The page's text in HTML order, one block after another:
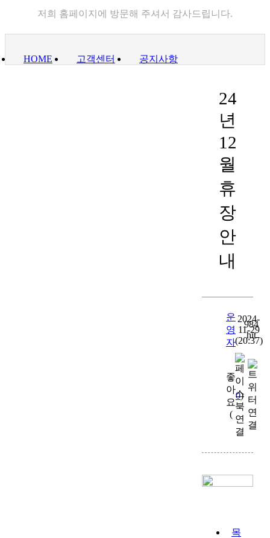
저희 홈페이지에 방문해 주셔서 감사드립니다.
HOME 고객센터 공지사항
24
년
12
월
휴
장
안
내
운
영
자
2024-
11-29
(20:37)
984
hit
좋
아
요
(
0)
목